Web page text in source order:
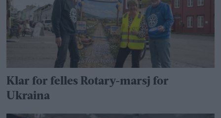
Klar for felles Rotary-marsj for
Ukraina